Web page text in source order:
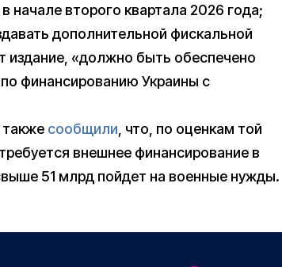
начале второго квартала 2026 года;
дополнительной фискальной
издание, «должно быть обеспечено
финансированию Украины с
сообщили, что, по оценкам той
внешнее финансирование в
51 млрд пойдет на военные нужды.